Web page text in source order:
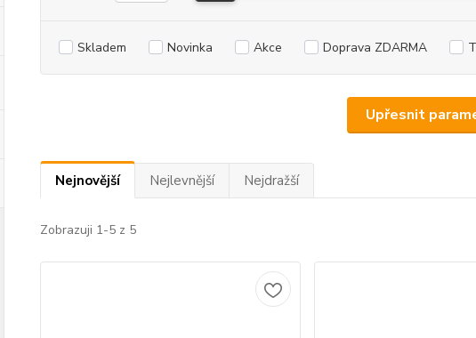
Upřesnit
Skladem Novinka Akce Doprava ZDARMA
Nejnovější Nejlevnější Nejdražší
Zobrazuji 1-5 z 5